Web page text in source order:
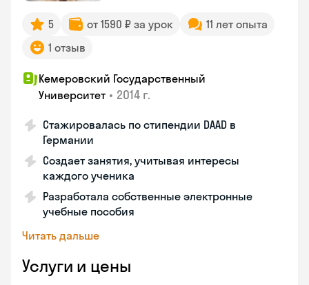
5 от 1590 ₽ за урок
11 лет опыта
1 отзыв
Кемеровский Государственный
Университет • 2014 г.
Стажировалась по стипендии DAAD в
Германии
Создает занятия, учитывая интересы
каждого ученика
Разработала собственные электронные
учебные пособия
Читать дальше
Услуги и цены